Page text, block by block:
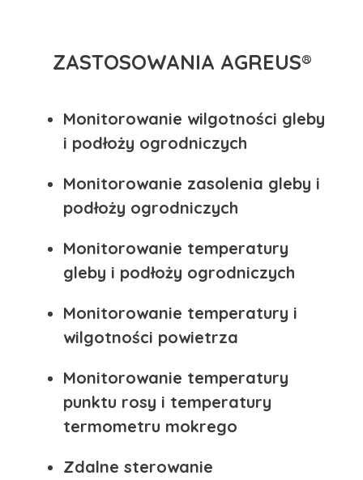
ZASTOSOWANIA AGREUS®
Monitorowanie wilgotności gleby
i podłoży ogrodniczych
Monitorowanie zasolenia gleby i
podłoży ogrodniczych
Monitorowanie temperatury
gleby i podłoży ogrodniczych
Monitorowanie temperatury i
wilgotności powietrza
Monitorowanie temperatury
punktu rosy i temperatury
termometru mokrego
Zdalne sterowanie